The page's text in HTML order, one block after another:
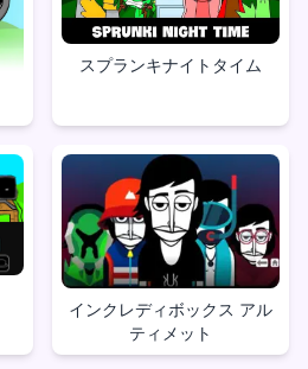
スプランキナイトタイム
インクレディボックス アル
ティメット